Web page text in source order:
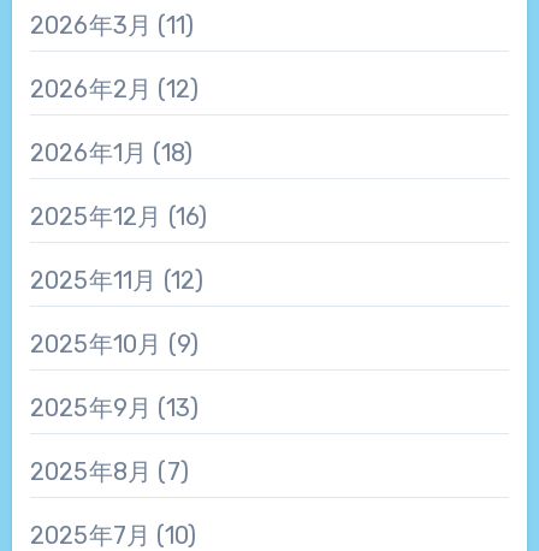
2026年3月 (11)
2026年2月 (12)
2026年1月 (18)
2025年12月 (16)
2025年11月 (12)
2025年10月 (9)
2025年9月 (13)
2025年8月 (7)
2025年7月 (10)